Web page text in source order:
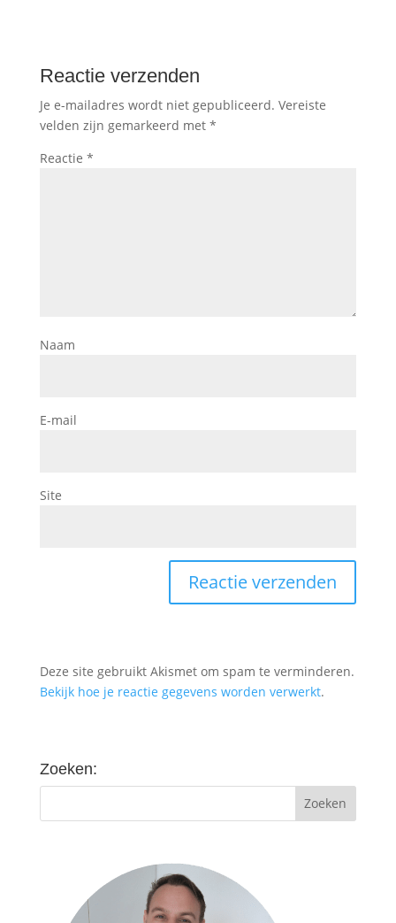
Reactie verzenden
Je e-mailadres wordt niet gepubliceerd. Vereiste
velden zijn gemarkeerd met *
Reactie *
Naam
E-mail
Site
Deze site gebruikt Akismet om spam te verminderen.
Bekijk hoe je reactie gegevens worden verwerkt.
Zoeken: